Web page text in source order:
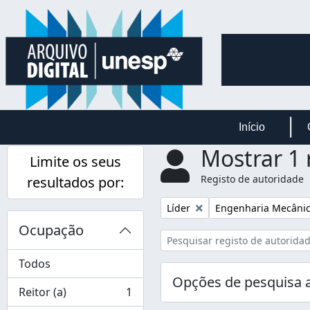
Skip to main content
Início
Limite os seus
resultados por:
Ocupação
Todos
Reitor (a)
, 1 resultados
1
Mostrar 1
Registo de autoridade
Remover filtro:
Líder Remover filtro:
Engenharia
Opções de pesquisa